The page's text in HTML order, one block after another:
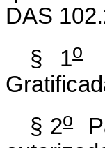
DAS
§ 1o
§ 2o